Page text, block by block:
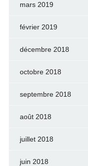
mars 2019
février 2019
décembre 2018
octobre 2018
septembre 2018
août 2018
juillet 2018
juin 2018